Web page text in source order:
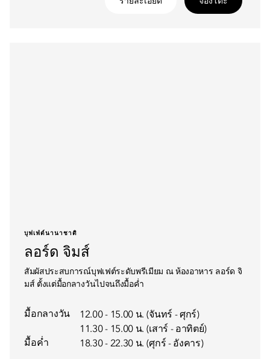
บุฟเฟ่ต์นานาชาติ
ลอร์ด จิมส์
สัมผัสประสบการณ์บุฟเฟต์ระดับพรีเมียม ณ ห้องอาหาร ลอร์ด จิ
มส์ ตั้งแต่มื้อกลางวันไปจนถึงมื้อค่ำ
มื้อกลางวัน
12.00 - 15.00 น. (จันทร์ - ศุกร์)
11.30 - 15.00 น. (เสาร์ - อาทิตย์)
มื้อค่ำ 18.30 - 22.30 น. (ศุกร์ - อังคาร)